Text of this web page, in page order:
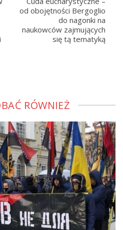
od obojętności Bergoglio
do nagonki na
naukowców zajmujących
się tą tematyką
RÓWNIEŻ